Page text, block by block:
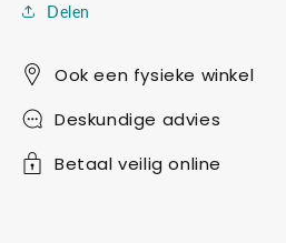
Delen
Ook een fysieke winkel
Deskundige advies
Betaal veilig online